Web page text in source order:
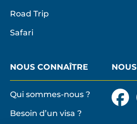
Road Trip
Safari
NOUS CONNAÎTRE
Qui sommes-nous ?
Besoin d’un visa ?